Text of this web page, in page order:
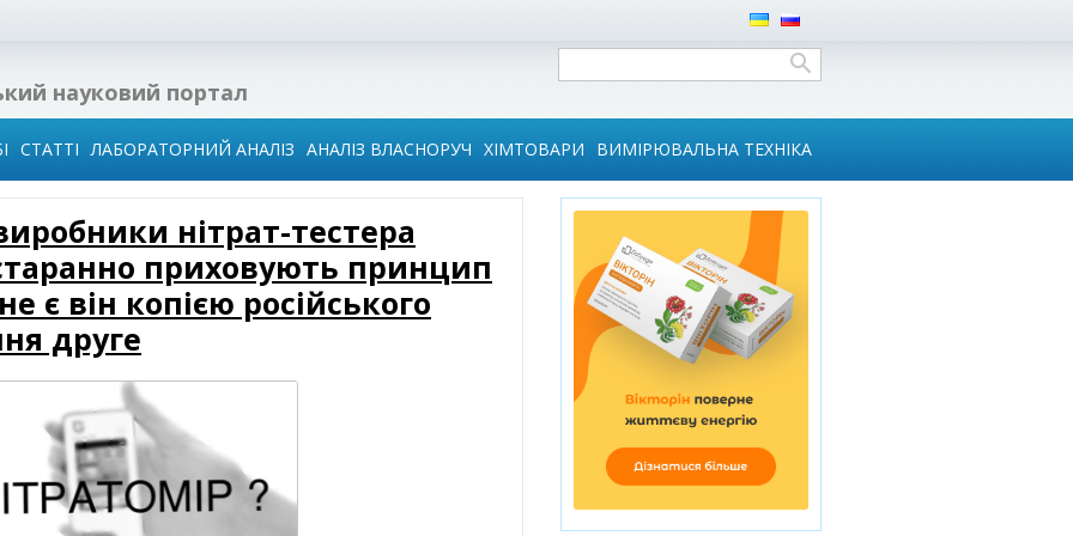
науковий портал
СТАТТІ ЛАБОРАТОРНИЙ АНАЛІЗ АНАЛІЗ ВЛАСНОРУЧ ХІМТОВАРИ ВИМІРЮВАЛЬНА ТЕХНІКА
нітрат-тестера
приховують принцип
є він копією російського
друге